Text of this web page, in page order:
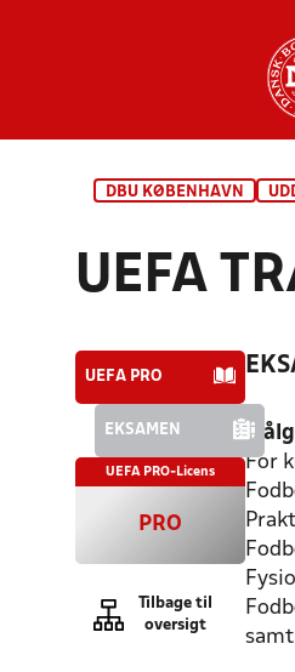
DBU KØBENHAVN
UEFA
UEFA PRO
EKSAMEN
UEFA PRO-Licens
PRO
Tilbage til
oversigt
For